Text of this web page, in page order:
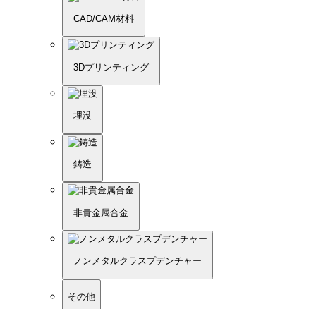
CAD/CAM材料
3Dプリンティング
埋没
鋳造
非貴金属合金
ノンメタルクラスプデンチャー
その他